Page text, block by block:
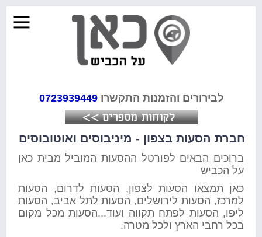
לבירורים והזמנות התקשרו0723939449
חברת הסעות בצפון - מיניבוסים ואוטובוסים
ברוכים הבאים לפורטל ההסעות המוביל מבית כאן
על הכביש
כאן תמצאו הסעות לצפון, הסעות לדרום, הסעות
למרכז, הסעות לירושלים, הסעות לתל אביב, הסעות
ליפו, הסעות לפתח תקווה ועוד...הסעות מכל מקום
בכל רחבי הארץ ולכל מטרה.